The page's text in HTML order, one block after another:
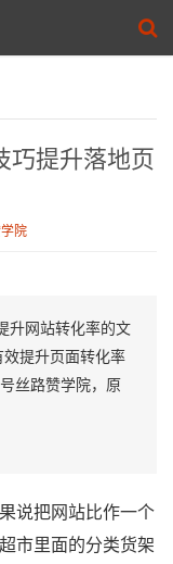
巧提升落地页
院
升网站转化率的文
提升页面转化率
丝路赞学院，原
说把网站比作一个
市里面的分类货架